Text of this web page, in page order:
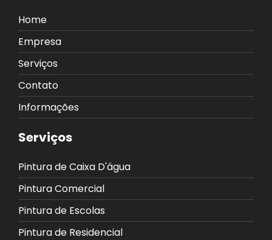
Home
Empresa
Serviços
Contato
Informações
Serviços
Pintura de Caixa D'água
Pintura Comercial
Pintura de Escolas
Pintura de Residencial